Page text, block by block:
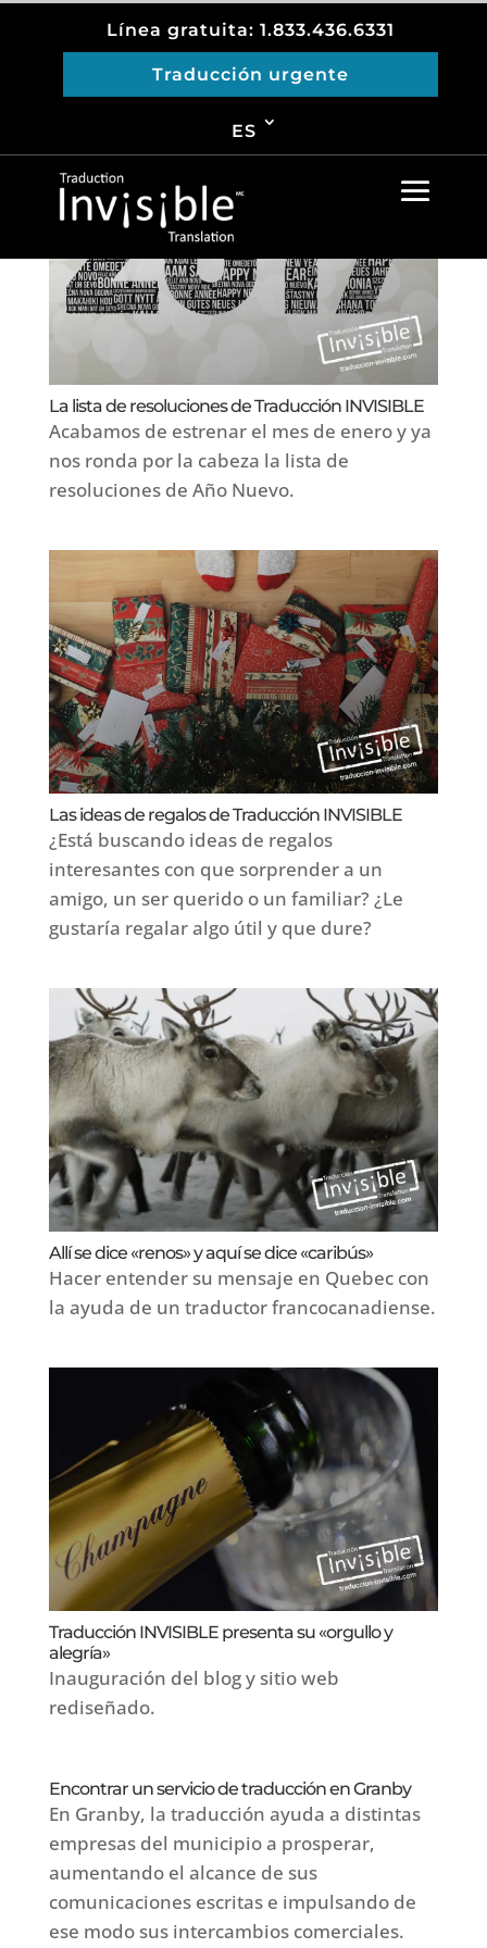
Línea gratuita: 1.833.436.6331
Traducción urgente
ES
Please installYoast SEOplugin and enable the
breadcrumb option to use this shortcode!
La lista de resoluciones de Traducción INVISIBLE
Acabamos de estrenar el mes de enero y ya
nos ronda por la cabeza la lista de
resoluciones de Año Nuevo.
Las ideas de regalos de Traducción INVISIBLE
¿Está buscando ideas de regalos
interesantes con que sorprender a un
amigo, un ser querido o un familiar? ¿Le
gustaría regalar algo útil y que dure?
Allí se dice «renos» y aquí se dice «caribús»
Hacer entender su mensaje en Quebec con
la ayuda de un traductor francocanadiense.
Traducción INVISIBLE presenta su «orgullo y
alegría»
Inauguración del blog y sitio web
rediseñado.
Encontrar un servicio de traducción en Granby
En Granby, la traducción ayuda a distintas
empresas del municipio a prosperar,
aumentando el alcance de sus
comunicaciones escritas e impulsando de
ese modo sus intercambios comerciales.